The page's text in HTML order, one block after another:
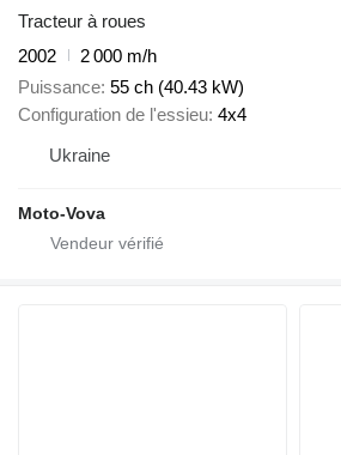
Tracteur à roues
2002
2 000 m/h
Puissance 55 ch (40.43 kW)
Configuration de l'essieu 4x4
Ukraine
Moto-Vova